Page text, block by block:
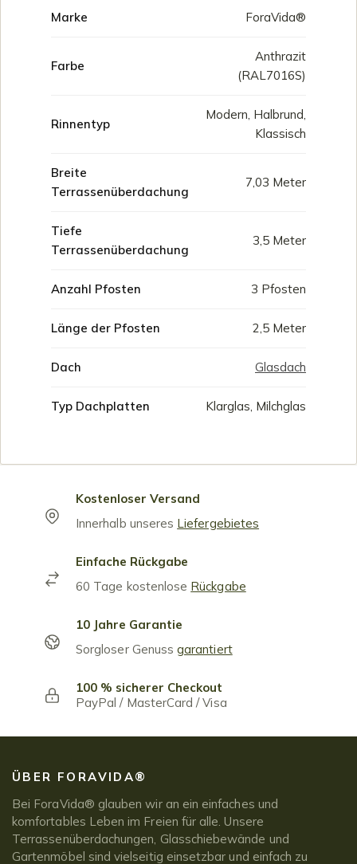
Marke ForaVida®
Farbe
Anthrazit
(RAL7016S)
Rinnentyp
Modern, Halbrund,
Klassisch
Breite
Terrassenüberdachung
7,03 Meter
Tiefe
Terrassenüberdachung
3,5 Meter
Anzahl Pfosten 3 Pfosten
Länge der Pfosten 2,5 Meter
Dach Glasdach
Typ Dachplatten Klarglas, Milchglas
Kostenloser Versand
Innerhalb unseres Liefergebietes
Einfache Rückgabe
60 Tage kostenlose Rückgabe
10 Jahre Garantie
Sorgloser Genussgarantiert
100 % sicherer Checkout
PayPal / MasterCard / Visa
ÜBER FORAVIDA®
Bei ForaVida® glauben wir an ein einfaches und
komfortables Leben im Freien für alle. Unsere
Terrassenüberdachungen, Glasschiebewände und
Gartenmöbel sind vielseitig einsetzbar und einfach zu